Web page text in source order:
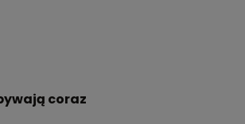
coraz